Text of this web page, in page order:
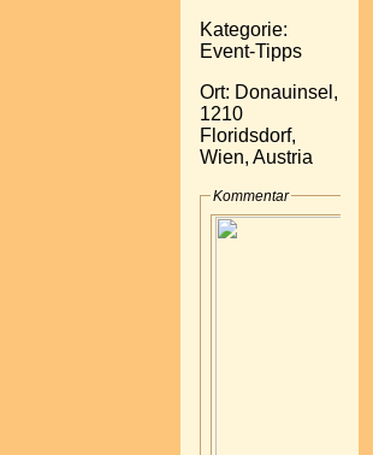
Kategorie:
Event-Tipps
Ort: Donauinsel,
1210
Floridsdorf,
Wien, Austria
Kommentar